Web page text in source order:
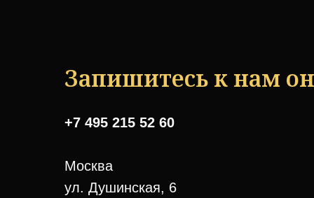
Запишитесь к нам
+7 495 215 52 60
Москва
ул. Душинская, 6